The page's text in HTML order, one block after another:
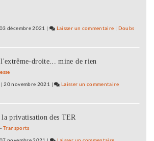
03 décembre 2021 | Laisser un commentaire on
cherche
| Doubs
droite... mine de rien
|20 novembre 2021 | Laisser un commentaireon
cherche
privatisation des TER
-Transports